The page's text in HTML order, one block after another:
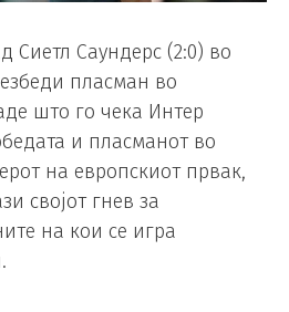
Сиетл Саундерс (2:0) во
пласман во
што го чека Интер
и пласманот во
на европскиот првак,
својот гнев за
на кои се игра